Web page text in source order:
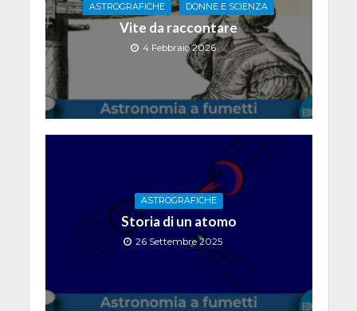
ASTROGRAFICHE DONNE E SCIENZA
Vite da raccontare
4 Febbraio 2026
ASTROGRAFICHE
Storia di un atomo
26 Settembre 2025